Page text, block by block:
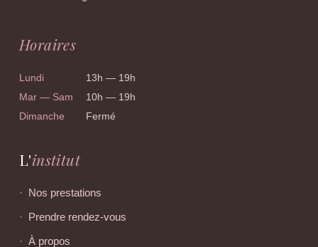
Horaires
Lundi
13h — 19h
Mar — Sam
10h — 19h
Dimanche
Fermé
L'institut
Nos prestations
Prendre rendez-vous
À propos